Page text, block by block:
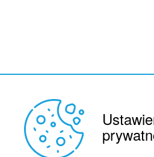
© 2015 BY : FUTBOL.PL. ALL RIGHTS